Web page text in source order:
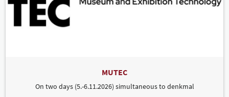
MUTEC
On two days (5.-6.11.2026) simultaneous to denkmal